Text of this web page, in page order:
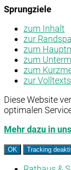
Sprungziele
zum Inhalt
zur
zum
zum
zum
zur
Diese Website
optimalen
Mehr dazu in
OK Tracking